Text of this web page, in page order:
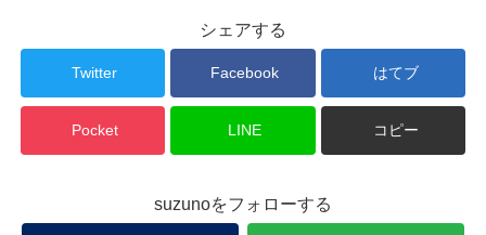
シェアする
Twitter Facebook はてブ
Pocket LINE コピー
suzunoをフォローする